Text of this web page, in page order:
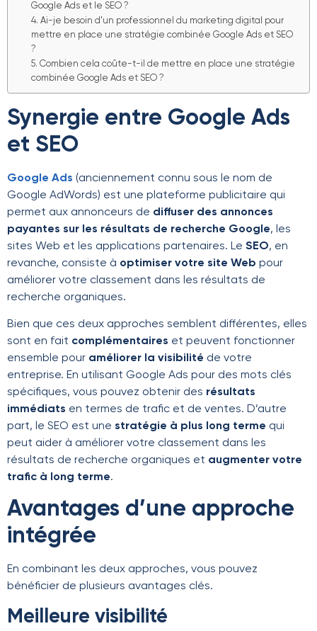
Google Ads et le SEO ?
4. Ai-je besoin d’un professionnel du marketing digital pour
mettre en place une stratégie combinée Google Ads et SEO
?
5. Combien cela coûte-t-il de mettre en place une stratégie
combinée Google Ads et SEO ?
Synergie entre Google Ads
et SEO
Google Ads (anciennement connu sous le nom de
Google AdWords) est une plateforme publicitaire qui
permet aux annonceurs de diffuser des annonces
payantes sur les résultats de recherche Google, les
sites Web et les applications partenaires. Le SEO, en
revanche, consiste à optimiser votre site Web pour
améliorer votre classement dans les résultats de
recherche organiques.
Bien que ces deux approches semblent différentes, elles
sont en fait complémentaires et peuvent fonctionner
ensemble pour améliorer la visibilité de votre
entreprise. En utilisant Google Ads pour des mots clés
spécifiques, vous pouvez obtenir des résultats
immédiats en termes de trafic et de ventes. D’autre
part, le SEO est une stratégie à plus long terme qui
peut aider à améliorer votre classement dans les
résultats de recherche organiques et augmenter votre
trafic à long terme.
Avantages d’une approche
intégrée
En combinant les deux approches, vous pouvez
bénéficier de plusieurs avantages clés.
Meilleure visibilité